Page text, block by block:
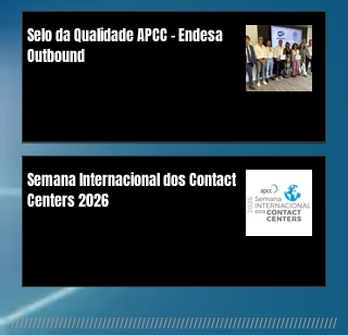
Selo da Qualidade APCC - Endesa
Outbound
Semana Internacional dos Contact
Centers 2026
///////////////////////////////////////////////////////////////////////////